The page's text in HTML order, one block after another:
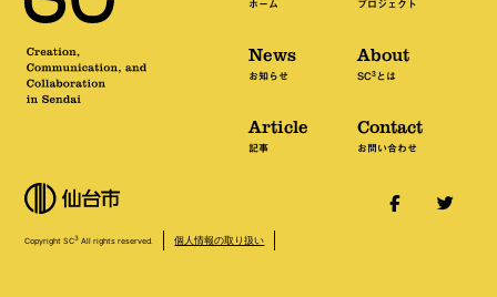
ホーム
News
お知らせ
Article
記事
プロジェクト
About
SC3とは
Contact
お問い合わせ
Copyright SC3 All rights reserved. 個人情報の取り扱い